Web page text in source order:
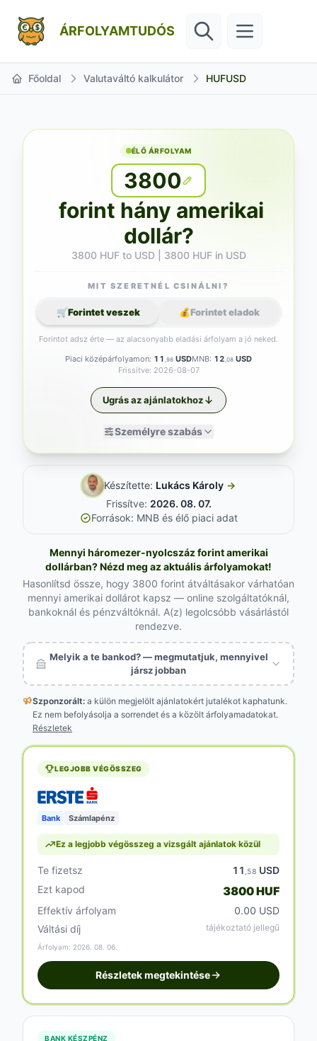
ÁRFOLYAMTUDÓS
Főoldal Valutaváltó kalkulátor HUFUSD
ÉLŐ ÁRFOLYAM
3800
forint hány amerikai
dollár?
3800 HUF to USD | 3800 HUF in USD
Piaci középárfolyamon: 11 ,98 USDMNB: 12 ,08 USD
Frissítve: 2026-08-07
Személyre szabás
MIT SZERETNÉL CSINÁLNI?
🛒Forintet veszek 💰Forintet eladok
Forintot adsz érte — az alacsonyabb eladási árfolyam a jó neked.
Ugrás az ajánlatokhoz
Készítette: Lukács Károly →
Frissítve: 2026. 08. 07.
Források: MNB és élő piaci adat
Mennyi háromezer-nyolcszáz forint amerikai
dollárban? Nézd meg az aktuális árfolyamokat!
Hasonlítsd össze, hogy 3800 forint átváltásakor várhatóan
mennyi amerikai dollárot kapsz — online szolgáltatóknál,
bankoknál és pénzváltóknál. A(z) legolcsóbb vásárlástól
rendezve.
Melyik a te bankod? — megmutatjuk, mennyivel
jársz jobban
Szponzorált: a külön megjelölt ajánlatokért jutalékot kaphatunk.
Ez nem befolyásolja a sorrendet és a közölt árfolyamadatokat.
Részletek
LEGJOBB VÉGÖSSZEG
Bank Számlapénz
Ez a legjobb végösszeg a vizsgált ajánlatok közül
Te fizetsz 11 ,58 USD
Ezt kapod
3800 HUF
Effektív árfolyam
0.00 USD
Váltási díj
tájékoztató jellegű
Árfolyam: 2026. 08. 06.
Részletek megtekintése
BANK KÉSZPÉNZ